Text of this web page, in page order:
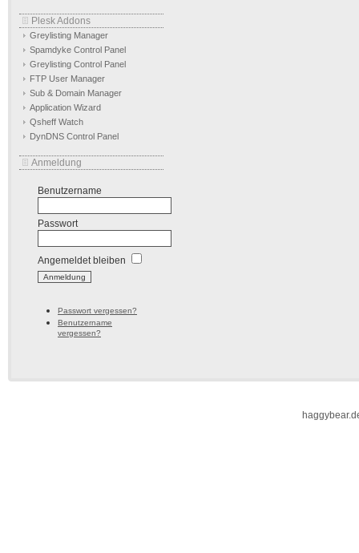
Plesk Addons
Greylisting Manager
Spamdyke Control Panel
Greylisting Control Panel
FTP User Manager
Sub & Domain Manager
Application Wizard
Qsheff Watch
DynDNS Control Panel
Anmeldung
Benutzername
Passwort
Angemeldet bleiben
Passwort vergessen?
Benutzername
vergessen?